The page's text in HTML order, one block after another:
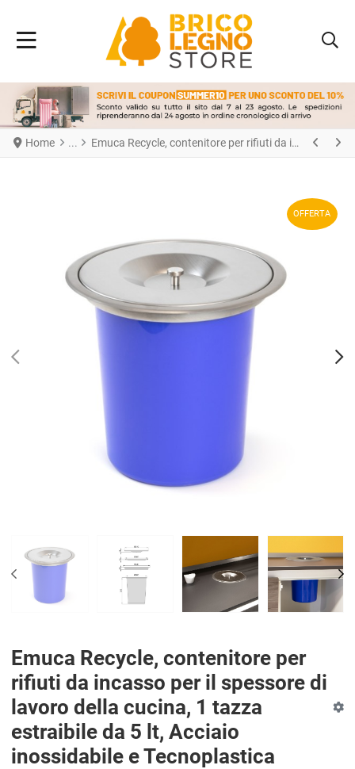
Home Emuca Recycle, contenitore per rifiuti da incasso per il spessore di lavoro della cucina, 1 tazza estraibile da 5 lt, Acciaio inossidabile e Tecnoplastica
OFFERTA
Emuca Recycle, contenitore per
rifiuti da incasso per il spessore di
lavoro della cucina, 1 tazza
estraibile da 5 lt, Acciaio
inossidabile e Tecnoplastica